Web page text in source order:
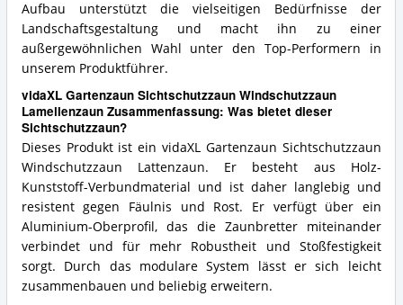
Aufbau unterstützt die vielseitigen Bedürfnisse der
Landschaftsgestaltung und macht ihn zu einer
außergewöhnlichen Wahl unter den Top-Performern in
unserem Produktführer.
vidaXL Gartenzaun Sichtschutzzaun Windschutzzaun
Lamellenzaun Zusammenfassung: Was bietet dieser
Sichtschutzzaun?
Dieses Produkt ist ein vidaXL Gartenzaun Sichtschutzzaun
Windschutzzaun Lattenzaun. Er besteht aus Holz-
Kunststoff-Verbundmaterial und ist daher langlebig und
resistent gegen Fäulnis und Rost. Er verfügt über ein
Aluminium-Oberprofil, das die Zaunbretter miteinander
verbindet und für mehr Robustheit und Stoßfestigkeit
sorgt. Durch das modulare System lässt er sich leicht
zusammenbauen und beliebig erweitern.